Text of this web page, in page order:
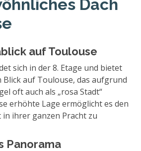
Dach
auf Toulouse
sich in der 8. Etage und bietet
auf Toulouse, das aufgrund
oft auch als „rosa Stadt“
erhöhte Lage ermöglicht es den
in ihrer ganzen Pracht zu
Panorama